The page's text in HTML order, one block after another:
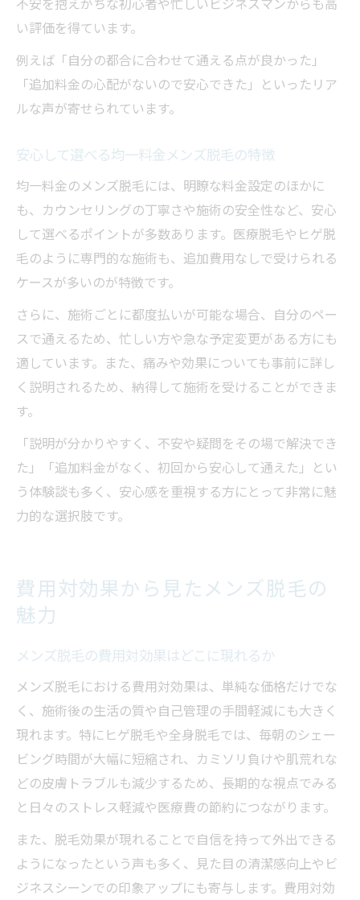
い評価を得ています。
例えば「自分の都合に合わせて通える点が良かった」
「追加料金の心配がないので安心できた」といったリア
ルな声が寄せられています。
安心して選べる均一料金メンズ脱毛の特徴
均一料金のメンズ脱毛には、明瞭な料金設定のほかに
も、カウンセリングの丁寧さや施術の安全性など、安心
して選べるポイントが多数あります。医療脱毛やヒゲ脱
毛のように専門的な施術も、追加費用なしで受けられる
ケースが多いのが特徴です。
さらに、施術ごとに都度払いが可能な場合、自分のペー
スで通えるため、忙しい方や急な予定変更がある方にも
適しています。また、痛みや効果についても事前に詳し
く説明されるため、納得して施術を受けることができま
す。
「説明が分かりやすく、不安や疑問をその場で解決でき
た」「追加料金がなく、初回から安心して通えた」とい
う体験談も多く、安心感を重視する方にとって非常に魅
力的な選択肢です。
費用対効果から見たメンズ脱毛の
魅力
メンズ脱毛の費用対効果はどこに現れるか
メンズ脱毛における費用対効果は、単純な価格だけでな
く、施術後の生活の質や自己管理の手間軽減にも大きく
現れます。特にヒゲ脱毛や全身脱毛では、毎朝のシェー
ビング時間が大幅に短縮され、カミソリ負けや肌荒れな
どの皮膚トラブルも減少するため、長期的な視点でみる
と日々のストレス軽減や医療費の節約につながります。
また、脱毛効果が現れることで自信を持って外出できる
ようになったという声も多く、見た目の清潔感向上やビ
ジネスシーンでの印象アップにも寄与します。費用対効